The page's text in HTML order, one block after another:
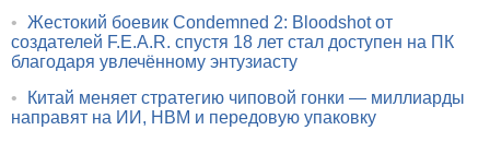
• Жестокий боевик Condemned 2: Bloodshot от
создателей F.E.A.R. спустя 18 лет стал доступен на ПК
благодаря увлечённому энтузиасту
•
Китай меняет стратегию чиповой гонки — миллиарды
направят на ИИ, HBM и передовую упаковку